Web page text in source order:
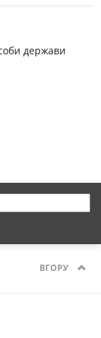
держави
ВГОРУ